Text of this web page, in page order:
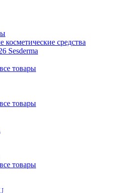
косметические средства
Sesderma
товары
товары
товары